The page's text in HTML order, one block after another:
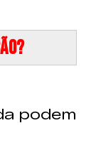
podem